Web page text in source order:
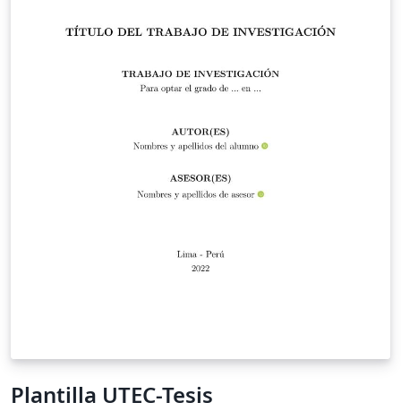
Plantilla UTEC-Tesis